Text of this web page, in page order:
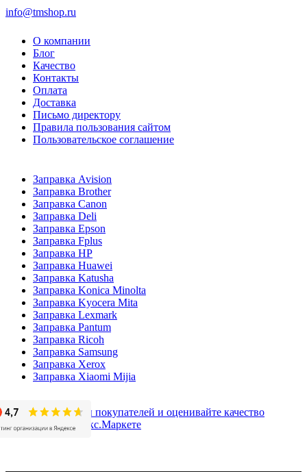
info@tmshop.ru
О компании
Блог
Качество
Контакты
Оплата
Доставка
Письмо директору
Правила пользования сайтом
Пользовательское соглашение
Заправка Avision
Заправка Brother
Заправка Canon
Заправка Deli
Заправка Epson
Заправка Fplus
Заправка HP
Заправка Huawei
Заправка Katusha
Заправка Konica Minolta
Заправка Kyocera Mita
Заправка Lexmark
Заправка Pantum
Заправка Ricoh
Заправка Samsung
Заправка Xerox
Заправка Xiaomi Mijia